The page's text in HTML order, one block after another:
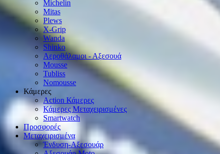
Michelin
Mitas
Plews
X-Grip
Wanda
Shinko
Αεροθάλαμοι - Αξεσουά
Mousse
Tubliss
Nomousse
Κάμερες
Action Κάμερες
Κάμερες Μεταχειρισμένες
Smartwatch
Προσφορές
Μεταχειρισμένα
Ένδυση-Αξεσουάρ